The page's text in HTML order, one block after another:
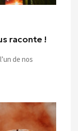
raconte !
de nos